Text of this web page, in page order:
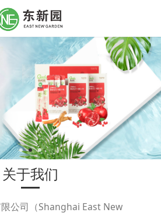
关于我们
公司（Shanghai East New